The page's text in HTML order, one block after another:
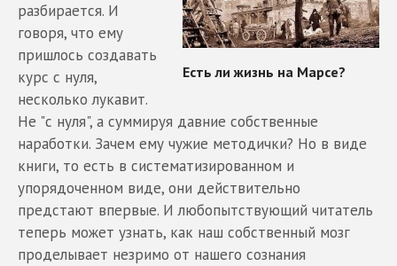
разбирается. И
говоря, что ему
пришлось создавать
курс с нуля,
несколько лукавит.
Не "с нуля", а суммируя давние собственные
наработки. Зачем ему чужие методички? Но в виде
книги, то есть в систематизированном и
упорядоченном виде, они действительно
предстают впервые. И любопытствующий читатель
теперь может узнать, как наш собственный мозг
проделывает незримо от нашего сознания